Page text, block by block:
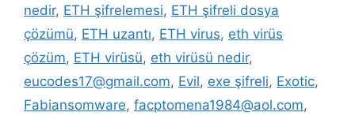
nedir, ETH şifrelemesi, ETH şifreli dosya
çözümü, ETH uzantı, ETH virus, eth virüs
çözüm, ETH virüsü, eth virüsü nedir,
eucodes17@gmail.com, Evil, exe şifreli, Exotic,
Fabiansomware, facptomena1984@aol.com,